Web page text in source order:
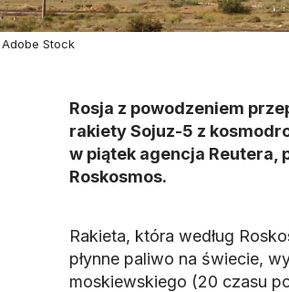
Adobe Stock
Rosja z powodzeniem
rakiety Sojuz-5 z
w piątek agencja Reutera,
Roskosmos.
Rakieta, która według
płynne paliwo na świecie,
moskiewskiego (20 czasu